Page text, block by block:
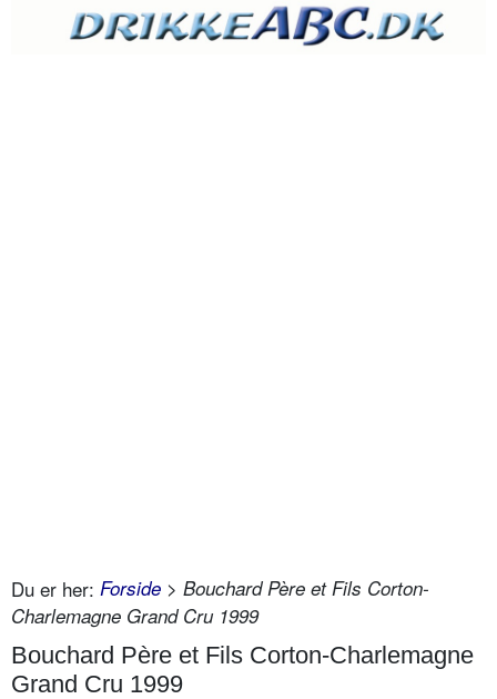
Du er her: Forside > Bouchard Père et Fils Corton-
Charlemagne Grand Cru 1999
Bouchard Père et Fils Corton-Charlemagne
Grand Cru 1999